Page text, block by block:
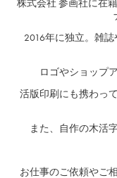
株式会社 参画社に在
2016年に独立。 雑誌
ロゴやショップ
活版印刷にも携わっ
また、自作の木活
お仕事のご依頼やご